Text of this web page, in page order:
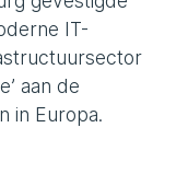
IT-
aan de
in Europa.